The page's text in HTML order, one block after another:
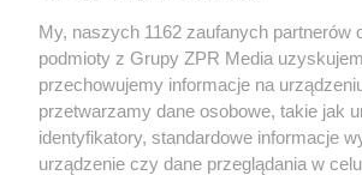
Żaden utwór zamieszczony w serwisie nie może
rozpowszechniany lub dalej rozpowszechniany w
tym także elektroniczny lub mechaniczny) na
eksploatacji w jakiejkolwiek formie, włącznie z
Internecie bez pisemnej zgody właściciela praw.
wykorzystanie utworów w całości lub w części z
tzn. bez właściwej zgody, jest zabronione pod
ścigane prawnie.
My, naszych 1162 zaufanych partnerów
podmioty z Grupy ZPR Media
przechowujemy informacje na
przetwarzamy dane osobowe, takie jak
identyfikatory, standardowe informacje
urządzenie czy dane przeglądania w